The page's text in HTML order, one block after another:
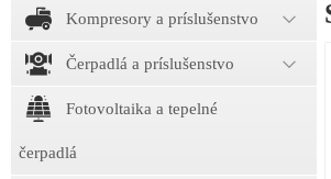
Kompresory a príslušenstvo
Čerpadlá a príslušenstvo
Fotovoltaika a tepelné
čerpadlá